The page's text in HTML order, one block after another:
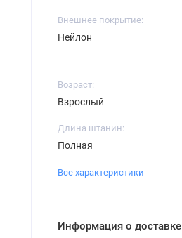
Внешнее покрытие:
Нейлон
Возраст:
Взрослый
Длина штанин:
Полная
Все характеристики
Информация о доставке